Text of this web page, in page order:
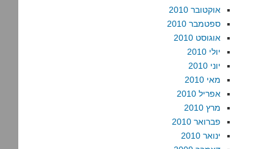
אוקטובר 2010
ספטמבר 2010
אוגוסט 2010
יולי 2010
יוני 2010
מאי 2010
אפריל 2010
מרץ 2010
פברואר 2010
ינואר 2010